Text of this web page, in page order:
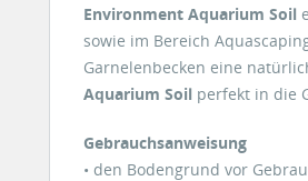
Environment Aquarium Soil
sowie im Bereich
Garnelenbecken eine
Aquarium Soil perfekt in die
Gebrauchsanweisung
• den Bodengrund vor